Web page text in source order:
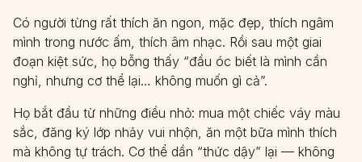
Có người từng rất thích ăn ngon, mặc đẹp, thích ngâm
mình trong nước ấm, thích âm nhạc. Rồi sau một giai
đoạn kiệt sức, họ bỗng thấy “đầu óc biết là mình cần
nghỉ, nhưng cơ thể lại… không muốn gì cả”.
Họ bắt đầu từ những điều nhỏ: mua một chiếc váy màu
sắc, đăng ký lớp nhảy vui nhộn, ăn một bữa mình thích
mà không tự trách. Cơ thể dần “thức dậy” lại — không